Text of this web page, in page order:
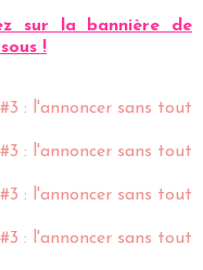
sur la bannière de
!